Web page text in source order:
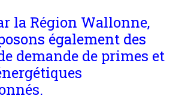
la Région Wallonne,
également des
demande de primes et